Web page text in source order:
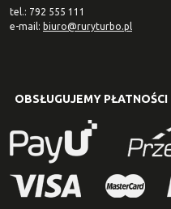
tel.: 792 555 111
e-mail: biuro@ruryturbo.pl
OBSŁUGUJEMY PŁATNOŚCI